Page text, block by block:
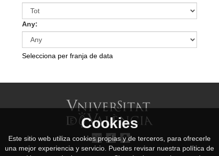
Any:
Selecciona per franja de data
Cookies
Este sitio web utiliza cookies propias y de terceros, para ofrecerle
una mejor experiencia y servicio. Puedes revisar nuestra política de